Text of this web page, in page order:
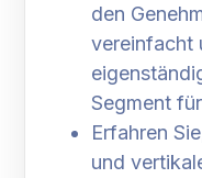
den
vereinfacht
Segment
Erfahren
und